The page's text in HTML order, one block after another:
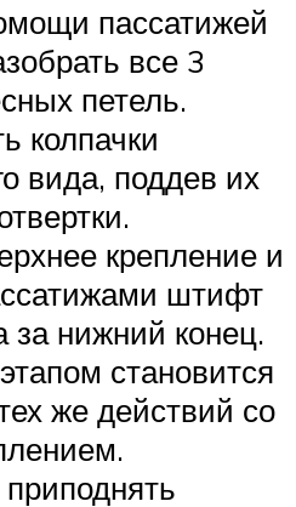
пассатижей
все 3
петель.
колпачки
вида, поддев их
крепление и
штифт
за нижний конец.
становится
же действий со